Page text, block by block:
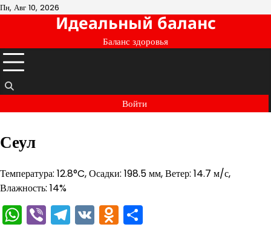
Перейти
Пн, Авг 10, 2026
Идеальный баланс
Баланс здоровья
Войти
Сеул
Температура: 12.8°C, Осадки: 198.5 мм, Ветер: 14.7 м/с,
Влажность: 14%
WhatsApp
ViberTelegram
VKOdnoklassniki